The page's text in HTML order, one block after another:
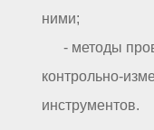
ними;
- методы
контрольно-
инструментов.